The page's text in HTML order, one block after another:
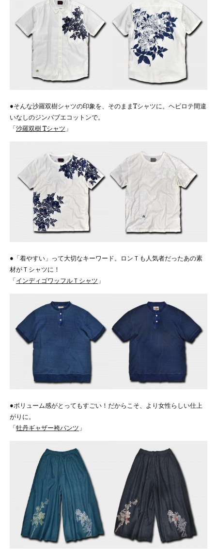
●そんな沙羅双樹シャツの印象を、そのままTシャツに。ヘビロテ間違
いなしのジンバブエコットンで。
「沙羅双樹 Tシャツ 」
●「着やすい」って大切なキーワード。ロンＴも人気者だったあの素
材がＴシャツに！
「インディゴワッフルＴシャツ 」
●ボリューム感がとってもすごい！だからこそ、より女性らしい仕上
がりに。
「牡丹ギャザー袴パンツ 」